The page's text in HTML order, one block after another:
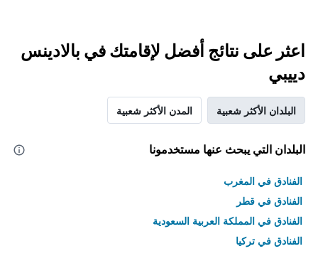
اعثر على نتائج أفضل لإقامتك في بالادينس
دييبي
البلدان الأكثر شعبية المدن الأكثر شعبية
البلدان التي يبحث عنها مستخدمونا
الفنادق في المغرب
الفنادق في قطر
الفنادق في المملكة العربية السعودية
الفنادق في تركيا